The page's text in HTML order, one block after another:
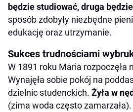
będzie studiować, druga
sposób zdobyły niezbędne
edukację oraz utrzymanie.
Sukces trudnościami
W 1891 roku Maria rozpoczęła
Wynajęła sobie pokój na
dzielnic studenckich. Żyła w
(zima woda często